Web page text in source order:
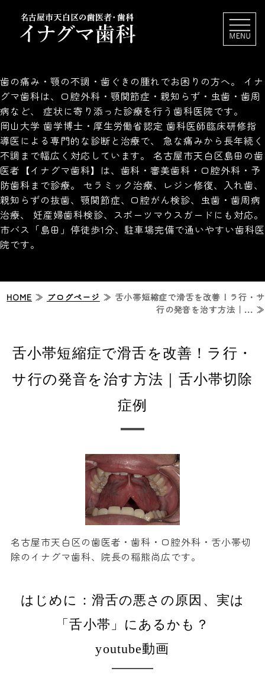
歯の痛み・顎の不調・歯ぐきの腫れでお困りの方へ。 イナ
グマ歯科は、口腔外科・顎関節症・親知らず・虫歯・歯周
病など、 症状に寄り添った診療を行う歯科医院です。
岡山大学 歯学博士・厚生労働省認定 歯科医師臨床研修指
導医による専門的な診断と治療で、 急な痛みから長年続く
不調まで幅広く対応しています。 名古屋市天白区島田の歯
医者【イナグマ歯科】は、歯科・審美歯科・口腔外科・予
防歯科まで診療。 セラミック治療、レジン修復、入れ歯、
親知らずの抜歯、顎関節症、口腔がん検診、虫歯・歯周病
治療、 妊産婦歯科検診、スポーツマウスガードにも対応。
市バス「島田」停徒歩1分、駐車場完備で通いやすい歯科医
院です。
ホーム
症例紹介
診療案内
HOME ≫ ブログページ ≫ 舌小帯短縮症で滑舌を改善！ラ行・サ
行の発音を治す方法｜... ≫
舌小帯短縮症で滑舌を改善！ラ行・
サ行の発音を治す方法｜舌小帯切除
症例
名古屋市天白区の歯医者・歯科・口腔外科・舌小帯切
除のイナグマ歯科、院長の稲熊尚広です。
はじめに：滑舌の悪さの原因、実は
「舌小帯」にあるかも？
youtube動画